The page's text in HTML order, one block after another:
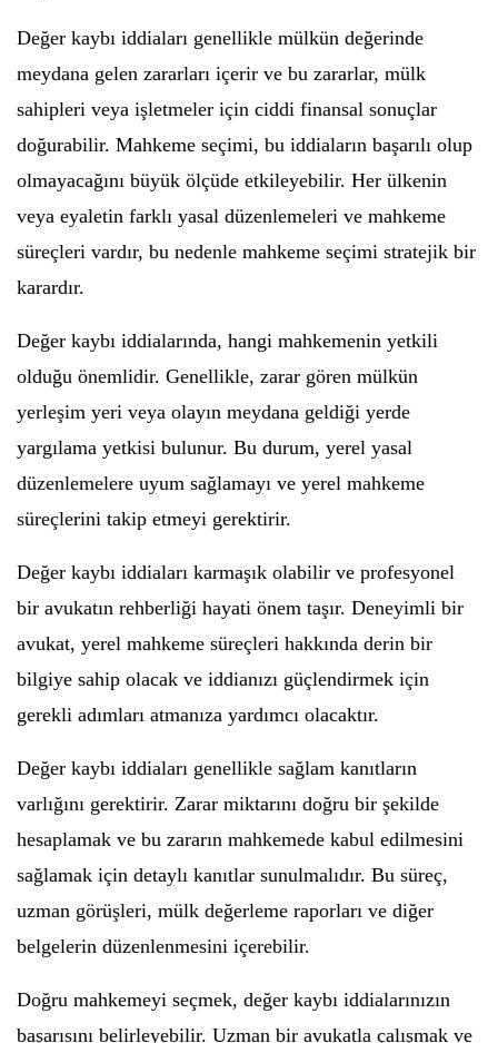
Değer kaybı iddiaları genellikle mülkün değerinde
meydana gelen zararları içerir ve bu zararlar, mülk
sahipleri veya işletmeler için ciddi finansal sonuçlar
doğurabilir. Mahkeme seçimi, bu iddiaların başarılı olup
olmayacağını büyük ölçüde etkileyebilir. Her ülkenin
veya eyaletin farklı yasal düzenlemeleri ve mahkeme
süreçleri vardır, bu nedenle mahkeme seçimi stratejik bir
karardır.
Değer kaybı iddialarında, hangi mahkemenin yetkili
olduğu önemlidir. Genellikle, zarar gören mülkün
yerleşim yeri veya olayın meydana geldiği yerde
yargılama yetkisi bulunur. Bu durum, yerel yasal
düzenlemelere uyum sağlamayı ve yerel mahkeme
süreçlerini takip etmeyi gerektirir.
Değer kaybı iddiaları karmaşık olabilir ve profesyonel
bir avukatın rehberliği hayati önem taşır. Deneyimli bir
avukat, yerel mahkeme süreçleri hakkında derin bir
bilgiye sahip olacak ve iddianızı güçlendirmek için
gerekli adımları atmanıza yardımcı olacaktır.
Değer kaybı iddiaları genellikle sağlam kanıtların
varlığını gerektirir. Zarar miktarını doğru bir şekilde
hesaplamak ve bu zararın mahkemede kabul edilmesini
sağlamak için detaylı kanıtlar sunulmalıdır. Bu süreç,
uzman görüşleri, mülk değerleme raporları ve diğer
belgelerin düzenlenmesini içerebilir.
Doğru mahkemeyi seçmek, değer kaybı iddialarınızın
başarısını belirleyebilir. Uzman bir avukatla çalışmak ve